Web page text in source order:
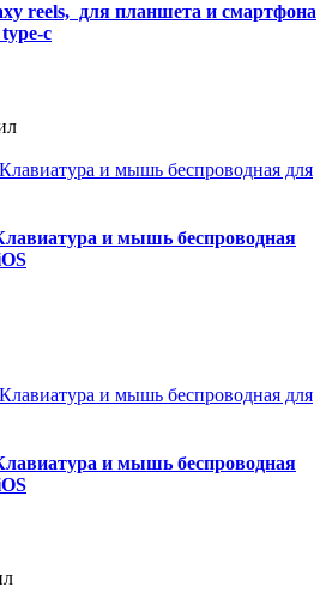
reels, для планшета и смартфона
c
и мышь беспроводная
и мышь беспроводная